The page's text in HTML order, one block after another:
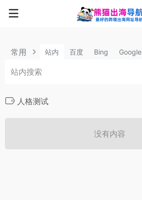
常用 站内 百度 Bing Google
人格测试
没有内容